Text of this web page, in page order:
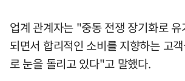
업계 관계자는 "중동 전쟁 장기화로
되면서 합리적인 소비를 지향하는 고
로 눈을 돌리고 있다"고 말했다.